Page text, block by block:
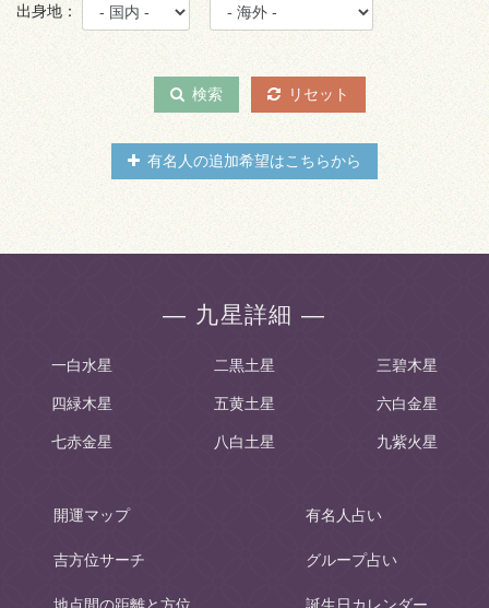
出身地：
検索 リセット
有名人の追加希望はこちらから
― 九星詳細 ―
一白水星 二黒土星 三碧木星
四緑木星 五黄土星 六白金星
七赤金星 八白土星 九紫火星
開運マップ
吉方位サーチ
地点間の距離と方位
有名人占い
グループ占い
誕生日カレンダー